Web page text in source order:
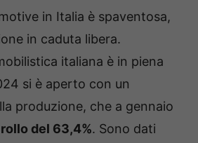
in Italia è spaventosa,
in caduta libera.
italiana è in piena
si è aperto con un
produzione, che a gennaio
del 63,4%. Sono dati